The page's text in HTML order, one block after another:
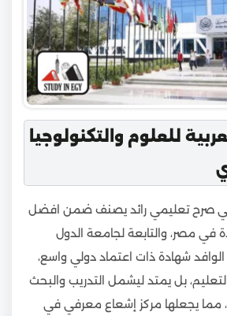
للعلوم والتكنولوجيا
هي صرح تعليمي رائد يصنف ضمن افضل
في مصر، والتابعة لجامعة الدول
الوافد شهادة ذات اعتماد دولي واسع،
بل يمتد ليشمل التدريب والبحث
مما يجعلها مركز إشعاع معرفي في